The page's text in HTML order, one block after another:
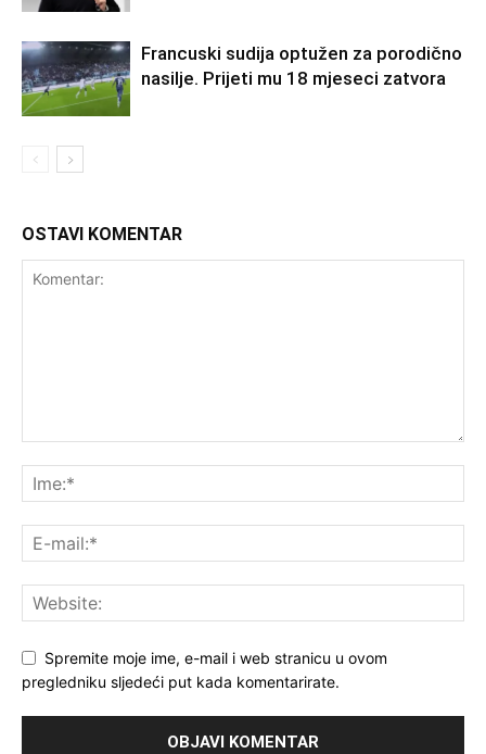
Francuski sudija optužen za porodično
nasilje. Prijeti mu 18 mjeseci zatvora
OSTAVI KOMENTAR
Spremite moje ime, e-mail i web stranicu u ovom
pregledniku sljedeći put kada komentarirate.